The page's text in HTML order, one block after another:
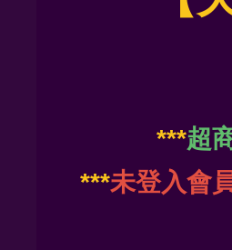
***超
***未登入會